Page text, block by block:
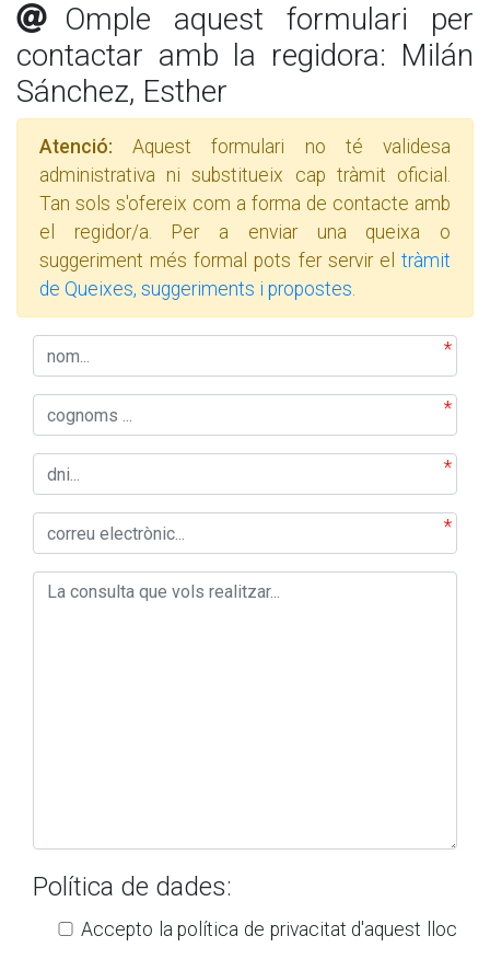
Omple aquest formulari per
contactar amb la regidora: Milán
Sánchez, Esther
Atenció: Aquest formulari no té validesa
administrativa ni substitueix cap tràmit oficial.
Tan sols s'ofereix com a forma de contacte amb
el regidor/a. Per a enviar una queixa o
suggeriment més formal pots fer servir el tràmit
de Queixes, suggeriments i propostes.
Política de dades:
Accepto la política de privacitat d'aquest lloc